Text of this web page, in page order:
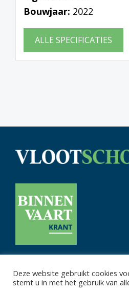
Bouwjaar: 2022
ALLE SPECIFICATIES
Deze website gebruikt cookies
stemt u in met het gebruik van